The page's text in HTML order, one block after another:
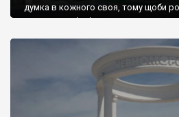
думка в кожного своя, тому щоби
запрошую відвідати це